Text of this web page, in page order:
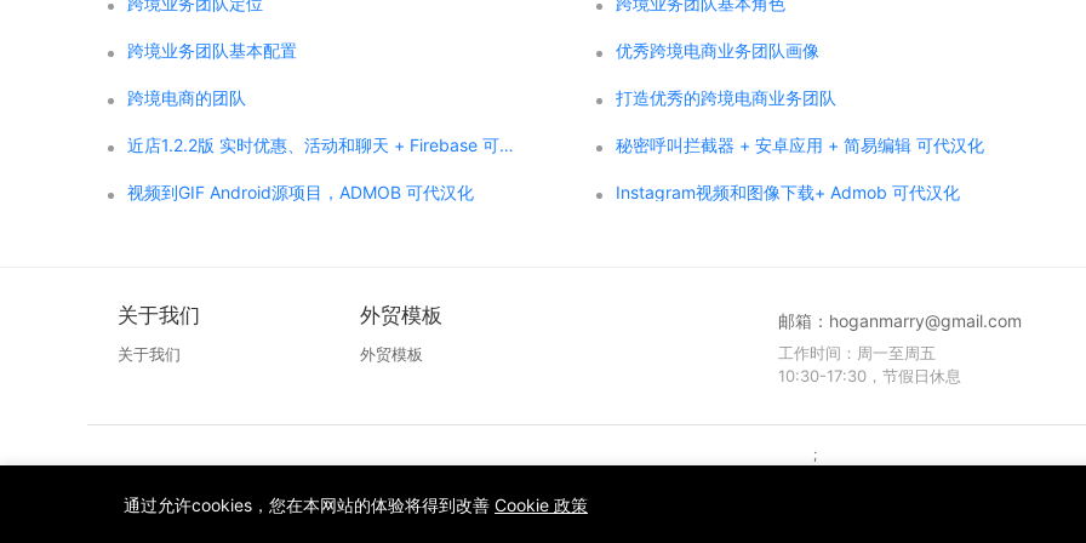
跨境业务团队基本配置 优秀跨境电商业务团队画像
跨境电商的团队 打造优秀的跨境电商业务团队
近店1.2.2版 实时优惠、活动和聊天 + Firebase 可代汉化 秘密呼叫拦截器 + 安卓应用 + 简易编辑 可代汉化
视频到GIF Android源项目，ADMOB 可代汉化 Instagram视频和图像下载+ Admob 可代汉化
关于我们
关于我们
外贸模板
外贸模板
邮箱： hoganmarry@gmail.com
工作时间：周一至周五
10:30-17:30，节假日休息
;
通过允许cookies，您在本网站的体验将得到改善 Cookie 政策